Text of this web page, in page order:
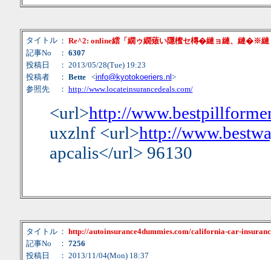
タイトル ： Re^2: online繧「繝ゥ繝薙い隱櫁セ槫�縺ョ縺、縺�※
記事No
： 6307
投稿日
： 2013/05/28(Tue) 19:23
投稿者
： Bette<info@kyotokoeriers.nl >
参照先
： http://www.locateinsurancedeals.com/
<url>http://
uxzlnf <url>http://
apcalis</url> 96130
タイトル ： http://autoinsurance4dummies.com/california-car-
記事No
： 7256
投稿日
： 2013/11/04(Mon) 18:37